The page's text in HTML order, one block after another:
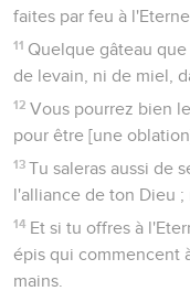
faites par feu à
11 Quelque gâteau
de levain, ni de miel,
12 Vous pourrez bien
pour être [une
13 Tu saleras aussi de
l'alliance de ton Dieu ;
14 Et si tu offres à
épis qui commencent
mains.